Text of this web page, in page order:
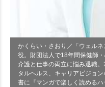
かくらい・さおり／「ウェル
役。財団法人で18年間保健師
介護と仕事の両立に悩み退職
タルヘルス、キャリアビジョ
書に『マンガで楽しく読める